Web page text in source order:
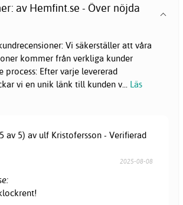
av Hemfint.se - Över nöjda
Vi säkerställer att våra
kommer från verkliga kunder
process: Efter varje levererad
vi en unik länk till kunden v
Läs
av 5) av ulf Kristofersson - Verifierad
2025-08-08